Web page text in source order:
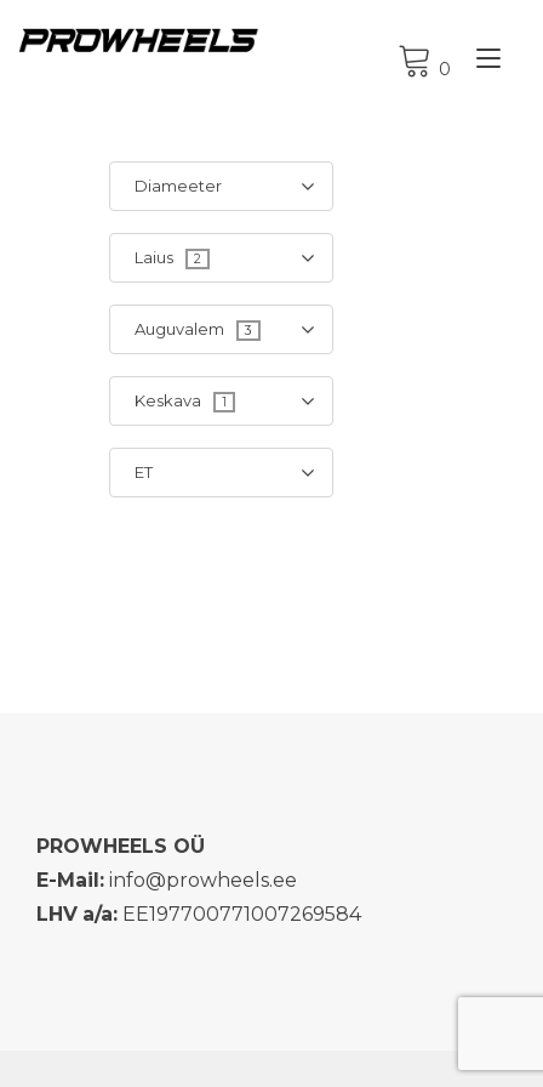
0
Diameeter
Laius 2
Auguvalem 3
Keskava 1
ET
PROWHEELS OÜ
E-Mail: info@prowheels.ee
LHV a/a: EE197700771007269584